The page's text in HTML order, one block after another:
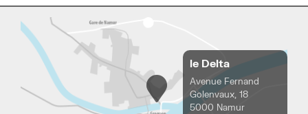
le Delta
Avenue Fernand
Golenvaux, 18
5000 Namur